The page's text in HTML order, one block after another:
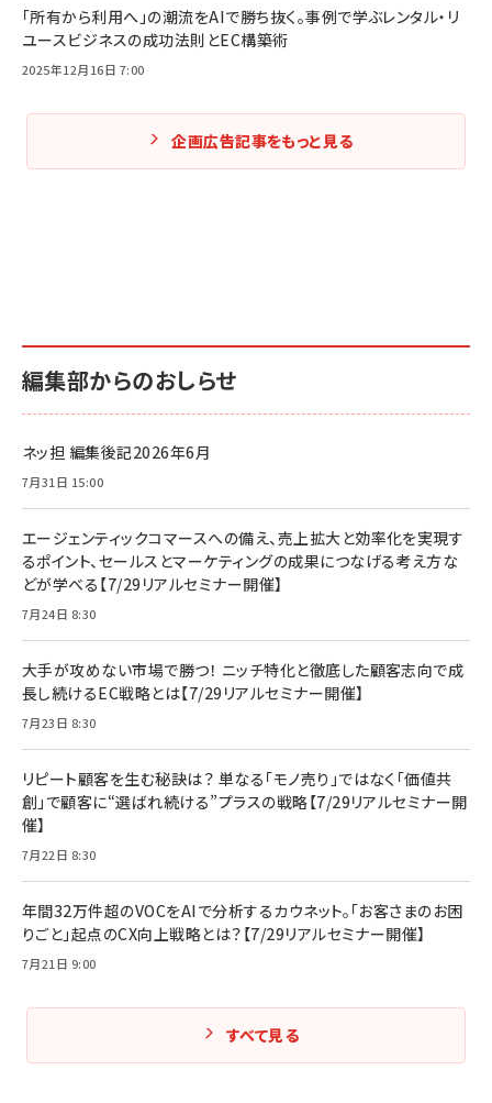
「所有から利用へ」の潮流をAIで勝ち抜く。事例で学ぶレンタル・リ
ユースビジネスの成功法則とEC構築術
2025年12月16日 7:00
企画広告記事をもっと見る
編集部からのおしらせ
ネッ担 編集後記2026年6月
7月31日 15:00
エージェンティックコマースへの備え、売上拡大と効率化を実現す
るポイント、セールスとマーケティングの成果につなげる考え方な
どが学べる【7/29リアルセミナー開催】
7月24日 8:30
大手が攻めない市場で勝つ！ ニッチ特化と徹底した顧客志向で成
長し続けるEC戦略とは【7/29リアルセミナー開催】
7月23日 8:30
リピート顧客を生む秘訣は？ 単なる「モノ売り」ではなく「価値共
創」で顧客に“選ばれ続ける”プラスの戦略【7/29リアルセミナー開
催】
7月22日 8:30
年間32万件超のVOCをAIで分析するカウネット。「お客さまのお困
りごと」起点のCX向上戦略とは？【7/29リアルセミナー開催】
7月21日 9:00
すべて見る